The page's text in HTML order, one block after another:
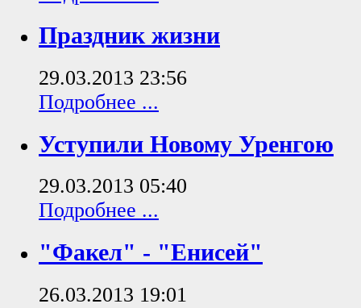
Праздник жизни
29.03.2013 23:56
Подробнее ...
Уступили Новому Уренгою
29.03.2013 05:40
Подробнее ...
"Факел" - "Енисей"
26.03.2013 19:01